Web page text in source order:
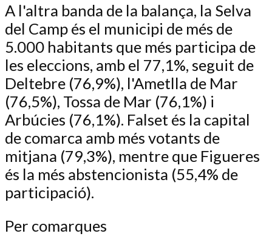
A l'altra banda de la balança, la Selva
del Camp és el municipi de més de
5.000 habitants que més participa de
les eleccions, amb el 77,1%, seguit de
Deltebre (76,9%), l'Ametlla de Mar
(76,5%), Tossa de Mar (76,1%) i
Arbúcies (76,1%). Falset és la capital
de comarca amb més votants de
mitjana (79,3%), mentre que Figueres
és la més abstencionista (55,4% de
participació).
Per comarques